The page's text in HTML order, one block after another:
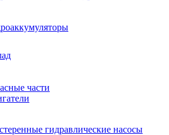
части
гидравлические насосы